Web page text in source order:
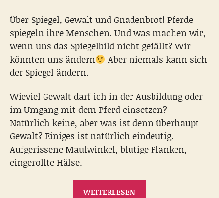
Über Spiegel, Gewalt und Gnadenbrot! Pferde
spiegeln ihre Menschen. Und was machen wir,
wenn uns das Spiegelbild nicht gefällt? Wir
könnten uns ändern
Aber niemals kann sich
der Spiegel ändern.
Wieviel Gewalt darf ich in der Ausbildung oder
im Umgang mit dem Pferd einsetzen?
Natürlich keine, aber was ist denn überhaupt
Gewalt? Einiges ist natürlich eindeutig.
Aufgerissene Maulwinkel, blutige Flanken,
eingerollte Hälse.
WEITERLESEN